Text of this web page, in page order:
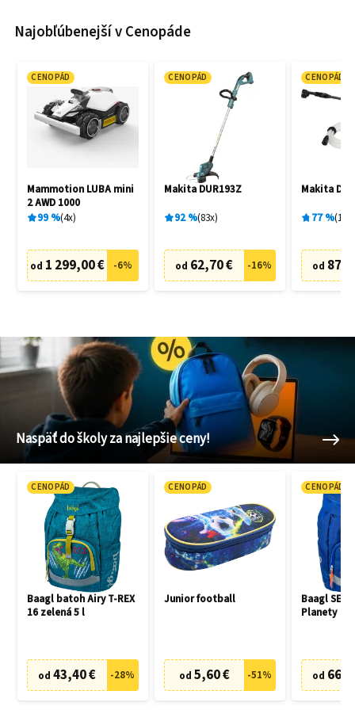
Najobľúbenejší v Cenopáde
CENOPÁD
Mammotion LUBA mini
2 AWD 1000
99% 4x
od 1 299,00 € -6%
CENOPÁD
Makita DUR193Z
92% 83x
od 62,70 € -16%
CENOPÁD
Makita
77% 19
od
Naspäť do školy za najlepšie ceny!
CENOPÁD
Baagl batoh Airy T-REX
16 zelená 5 l
od 43,40 € -28%
CENOPÁD
Junior football
od 5,60 € -51%
CENOPÁD
Baagl SET
Planety
od